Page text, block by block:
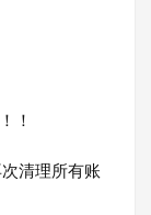
！
清理所有账